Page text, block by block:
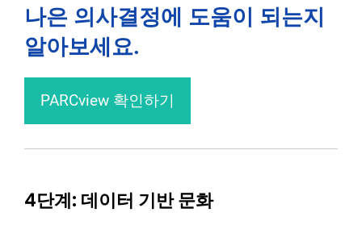
나은 의사결정에 도움이 되는지
알아보세요.
PARCview 확인하기
4단계: 데이터 기반 문화